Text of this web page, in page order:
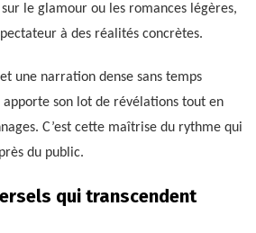
le glamour ou les romances légères,
à des réalités concrètes.
une narration dense sans temps
apporte son lot de révélations tout en
C’est cette maîtrise du rythme qui
du public.
qui transcendent